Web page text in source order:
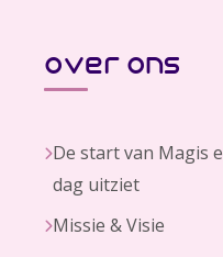
over ons
De start van Magis
dag uitziet
Missie & Visie